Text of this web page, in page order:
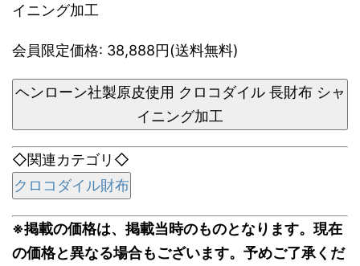
イニング加工
会員限定価格: 38,888円(送料無料)
ヘンローン社製原皮使用 クロコダイル 長財布 シャ
イニング加工
◇関連カテゴリ◇
クロコダイル財布
※掲載の価格は、掲載当時のものとなります。現在
の価格と異なる場合もございます。予めご了承くだ